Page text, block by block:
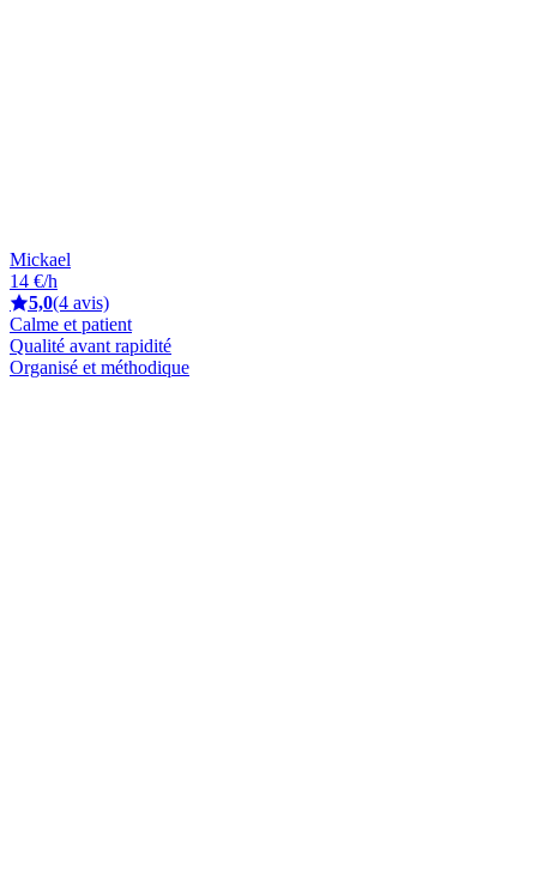
Mickael
14 €/h
5,0(4 avis)
Calme et patient
Qualité avant rapidité
Organisé et méthodique